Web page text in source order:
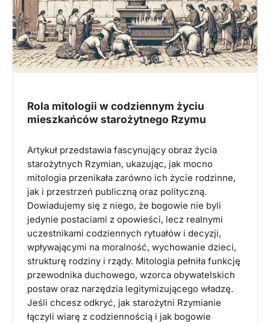
Rola mitologii w codziennym życiu
mieszkańców starożytnego Rzymu
Artykuł przedstawia fascynujący obraz życia
starożytnych Rzymian, ukazując, jak mocno
mitologia przenikała zarówno ich życie rodzinne,
jak i przestrzeń publiczną oraz polityczną.
Dowiadujemy się z niego, że bogowie nie byli
jedynie postaciami z opowieści, lecz realnymi
uczestnikami codziennych rytuałów i decyzji,
wpływającymi na moralność, wychowanie dzieci,
strukturę rodziny i rządy. Mitologia pełniła funkcję
przewodnika duchowego, wzorca obywatelskich
postaw oraz narzędzia legitymizującego władzę.
Jeśli chcesz odkryć, jak starożytni Rzymianie
łączyli wiarę z codziennością i jak bogowie